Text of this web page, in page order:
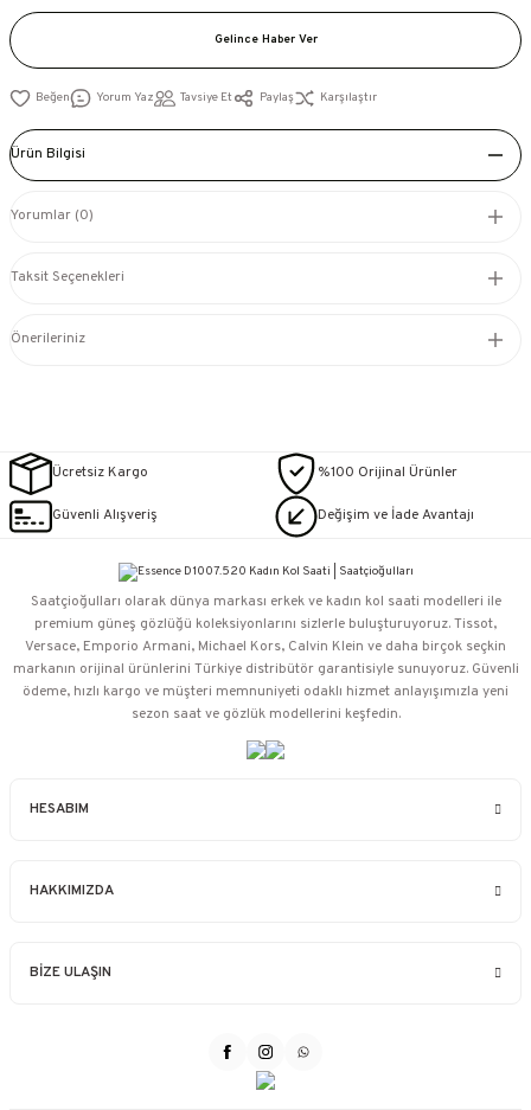
Gelince Haber Ver
Yorum Yaz Tavsiye Et Paylaş Karşılaştır
Ürün Bilgisi
Yorumlar (0)
Taksit Seçenekleri
Önerileriniz
Ücretsiz Kargo %100 Orijinal Ürünler
Güvenli Alışveriş Değişim ve İade Avantajı
HESABIM
HAKKIMIZDA
BİZE ULAŞIN
Saatçioğulları⁠ olarak dünya markası erkek ve kadın kol saati modelleri ile
premium güneş gözlüğü koleksiyonlarını sizlerle buluşturuyoruz. Tissot,
Versace, Emporio Armani, Michael Kors, Calvin Klein ve daha birçok seçkin
markanın orijinal ürünlerini Türkiye distribütör garantisiyle sunuyoruz. Güvenli
ödeme, hızlı kargo ve müşteri memnuniyeti odaklı hizmet anlayışımızla yeni
sezon saat ve gözlük modellerini keşfedin.